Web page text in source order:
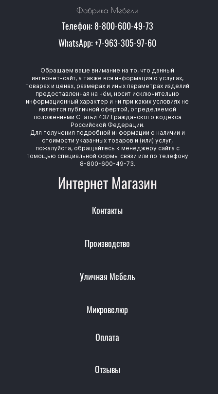
Фабрика Мебели
Телефон: 8-800-600-49-73
WhatsApp: +7-963-305-97-60
Обращаем ваше внимание на то, что данный
интернет-сайт, а также вся информация о услугах,
товарах и ценах, размерах и иных параметрах изделий
предоставленная на нём, носит исключительно
информационный характер и ни при каких условиях не
является публичной офертой, определяемой
положениями Статьи 437 Гражданского кодекса
Российской Федерации.
Для получения подробной информации о наличии и
стоимости указанных товаров и (или) услуг,
пожалуйста, обращайтесь к менеджеру сайта с
помощью специальной формы связи или по телефону
8-800-600-49-73.
Интернет Магазин
Контакты
Производство
Уличная Мебель
Микровелюр
Оплата
Отзывы